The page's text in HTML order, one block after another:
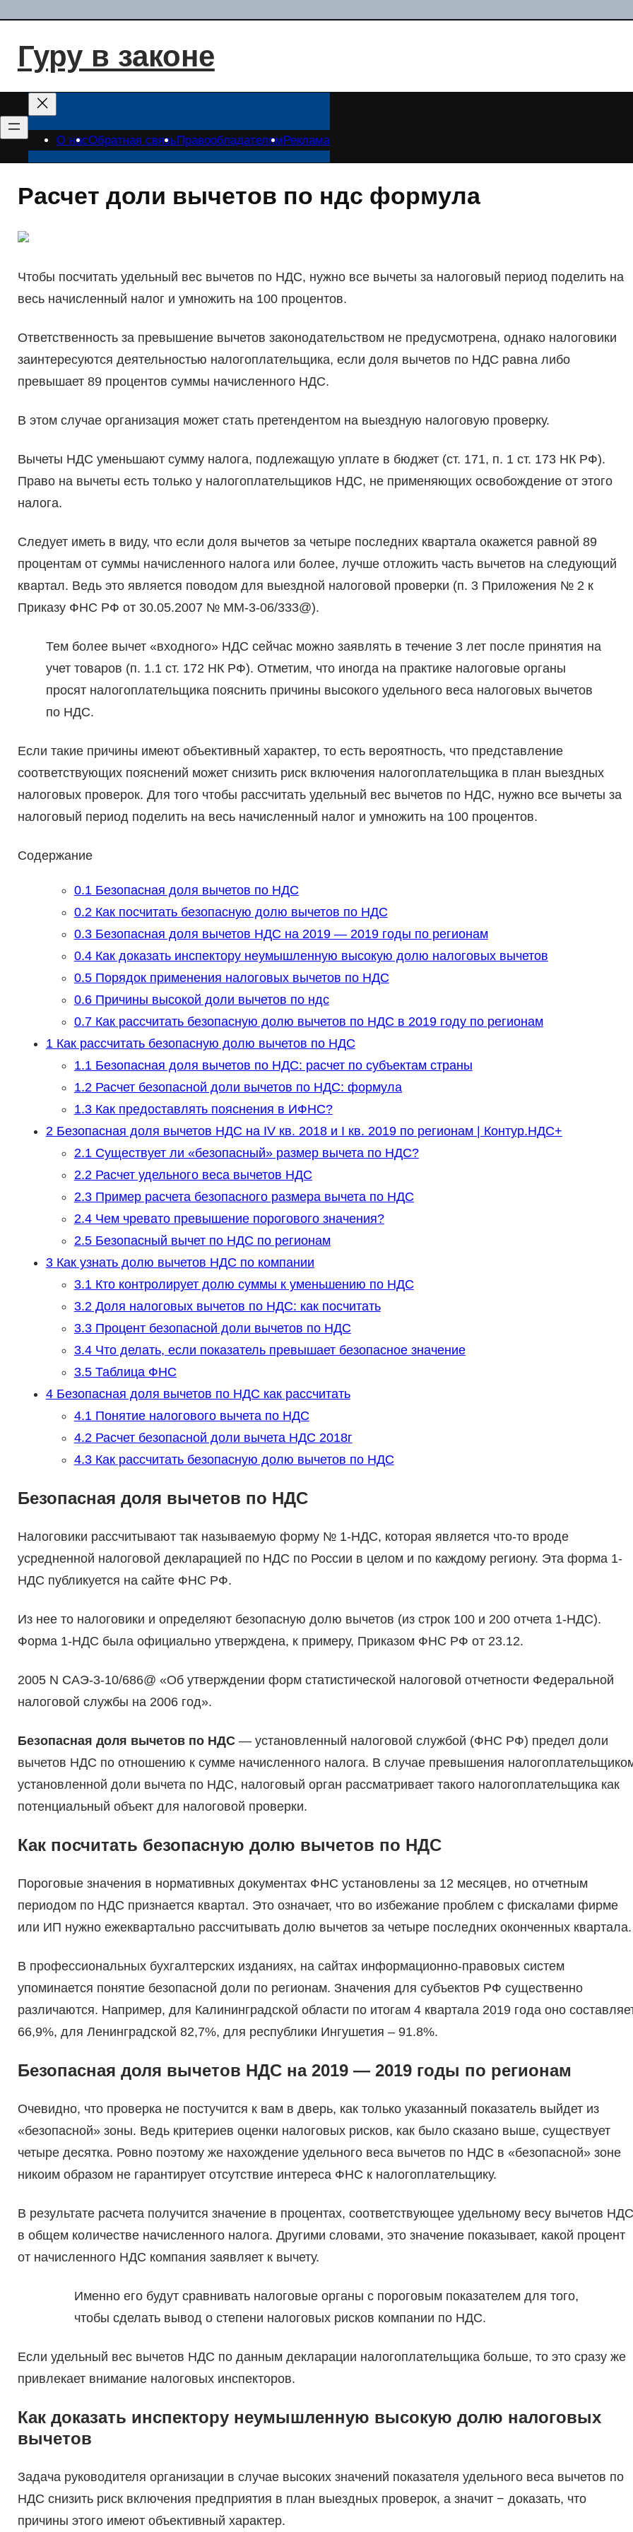
содержимому
Гуру в законе
О насОбратная связь Правообладателям Реклама
Расчет доли вычетов по ндс формула
Чтобы посчитать удельный вес вычетов по НДС, нужно все вычеты за налоговый период поделить на
весь начисленный налог и умножить на 100 процентов.
Ответственность за превышение вычетов законодательством не предусмотрена, однако налоговики
заинтересуются деятельностью налогоплательщика, если доля вычетов по НДС равна либо
превышает 89 процентов суммы начисленного НДС.
В этом случае организация может стать претендентом на выездную налоговую проверку.
Вычеты НДС уменьшают сумму налога, подлежащую уплате в бюджет (ст. 171, п. 1 ст. 173 НК РФ).
Право на вычеты есть только у налогоплательщиков НДС, не применяющих освобождение от этого
налога.
Следует иметь в виду, что если доля вычетов за четыре последних квартала окажется равной 89
процентам от суммы начисленного налога или более, лучше отложить часть вычетов на следующий
квартал. Ведь это является поводом для выездной налоговой проверки (п. 3 Приложения № 2 к
Приказу ФНС РФ от 30.05.2007 № ММ-3-06/333@).
Тем более вычет «входного» НДС сейчас можно заявлять в течение 3 лет после принятия на
учет товаров (п. 1.1 ст. 172 НК РФ). Отметим, что иногда на практике налоговые органы
просят налогоплательщика пояснить причины высокого удельного веса налоговых вычетов
по НДС.
Если такие причины имеют объективный характер, то есть вероятность, что представление
соответствующих пояснений может снизить риск включения налогоплательщика в план выездных
налоговых проверок. Для того чтобы рассчитать удельный вес вычетов по НДС, нужно все вычеты за
налоговый период поделить на весь начисленный налог и умножить на 100 процентов.
Содержание
0.1Безопасная доля вычетов по НДС
0.2Как посчитать безопасную долю вычетов по НДС
0.3Безопасная доля вычетов НДС на 2019 — 2019 годы по регионам
0.4Как доказать инспектору неумышленную высокую долю налоговых вычетов
0.5Порядок применения налоговых вычетов по НДС
0.6Причины высокой доли вычетов по ндс
0.7Как рассчитать безопасную долю вычетов по НДС в 2019 году по регионам
1Как рассчитать безопасную долю вычетов по НДС
1.1Безопасная доля вычетов по НДС: расчет по субъектам страны
1.2Расчет безопасной доли вычетов по НДС: формула
1.3Как предоставлять пояснения в ИФНС?
2Безопасная доля вычетов НДС на IV кв. 2018 и I кв. 2019 по регионам | Контур.НДС+
2.1Существует ли «безопасный» размер вычета по НДС?
2.2Расчет удельного веса вычетов НДС
2.3Пример расчета безопасного размера вычета по НДС
2.4Чем чревато превышение порогового значения?
2.5Безопасный вычет по НДС по регионам
3Как узнать долю вычетов НДС по компании
3.1Кто контролирует долю суммы к уменьшению по НДС
3.2Доля налоговых вычетов по НДС: как посчитать
3.3Процент безопасной доли вычетов по НДС
3.4Что делать, если показатель превышает безопасное значение
3.5Таблица ФНС
4Безопасная доля вычетов по НДС как рассчитать
4.1Понятие налогового вычета по НДС
4.2Расчет безопасной доли вычета НДС 2018г
4.3Как рассчитать безопасную долю вычетов по НДС
Безопасная доля вычетов по НДС
Налоговики рассчитывают так называемую форму № 1-НДС, которая является что-то вроде
усредненной налоговой декларацией по НДС по России в целом и по каждому региону. Эта форма 1-
НДС публикуется на сайте ФНС РФ.
Из нее то налоговики и определяют безопасную долю вычетов (из строк 100 и 200 отчета 1-НДС).
Форма 1-НДС была официально утверждена, к примеру, Приказом ФНС РФ от 23.12.
2005 N САЭ-3-10/686@ «Об утверждении форм статистической налоговой отчетности Федеральной
налоговой службы на 2006 год».
Безопасная доля вычетов по НДС— установленный налоговой службой (ФНС РФ) предел доли
вычетов НДС по отношению к сумме начисленного налога. В случае превышения
установленной доли вычета по НДС, налоговый орган рассматривает такого налогоплательщика как
потенциальный объект для налоговой проверки.
Как посчитать безопасную долю вычетов по НДС
Пороговые значения в нормативных документах ФНС установлены за 12 месяцев, но отчетным
периодом по НДС признается квартал. Это означает, что во избежание проблем с фискалами фирме
или ИП нужно ежеквартально рассчитывать долю вычетов за четыре последних оконченных квартала.
В профессиональных бухгалтерских изданиях, на сайтах информационно-правовых систем
упоминается понятие безопасной доли по регионам. Значения для субъектов РФ существенно
различаются. Например, для Калининградской области по итогам 4 квартала 2019 года оно
66,9%, для Ленинградской 82,7%, для республики Ингушетия – 91.8%.
Безопасная доля вычетов НДС на 2019 — 2019 годы по регионам
Очевидно, что проверка не постучится к вам в дверь, как только указанный показатель выйдет из
«безопасной» зоны. Ведь критериев оценки налоговых рисков, как было сказано выше, существует
четыре десятка. Ровно поэтому же нахождение удельного веса вычетов по НДС в «безопасной» зоне
никоим образом не гарантирует отсутствие интереса ФНС к налогоплательщику.
В результате расчета получится значение в процентах, соответствующее удельному весу вычетов НДС
в общем количестве начисленного налога. Другими словами, это значение показывает, какой процент
от начисленного НДС компания заявляет к вычету.
Именно его будут сравнивать налоговые органы с пороговым показателем для того,
чтобы сделать вывод о степени налоговых рисков компании по НДС.
Если удельный вес вычетов НДС по данным декларации налогоплательщика больше, то это сразу же
привлекает внимание налоговых инспекторов.
Как доказать инспектору неумышленную высокую долю налоговых
вычетов
Задача руководителя организации в случае высоких значений показателя удельного веса вычетов по
НДС снизить риск включения предприятия в план выездных проверок, а значит − доказать, что
причины этого имеют объективный характер.